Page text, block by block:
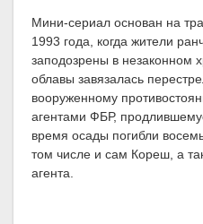
Мини-сериал основан на
1993 года, когда жители
заподозрены в незаконном
облавы завязалась
вооруженному
агентами ФБР,
время осады погибли
том числе и сам Кореш, а
агента.